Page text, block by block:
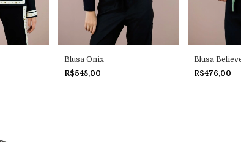
Blusa Onix
R$548,00
Blusa
R$476,00